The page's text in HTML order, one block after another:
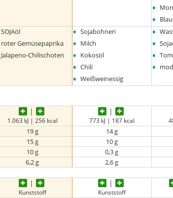
•
•
SOJAöl
roter Gemüsepaprika
Jalapeno-Chilischoten
• Sojabohnen
• Milch
• Kokosöl
• Chili
• Weißweinessig
•
•
•
•
1.063 kJ | 256 kcal 773 kJ | 187 kcal
19 g 14 g
15 g 10 g
10 g 0,3 g
6,2 g 2,6 g
Kunststoff Kunststoff